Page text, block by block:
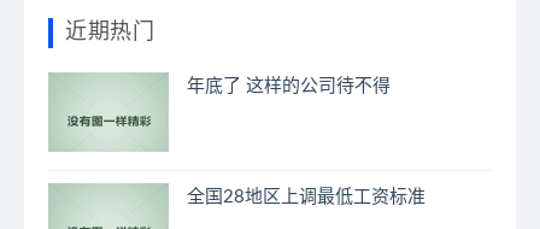
近期热门
年底了 这样的公司待不得
全国28地区上调最低工资标准